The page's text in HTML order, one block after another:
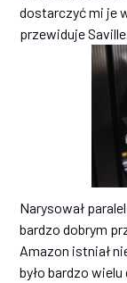
dostarczyć mi je
przewiduje Saville.
Narysował
bardzo dobrym
Amazon istniał
było bardzo